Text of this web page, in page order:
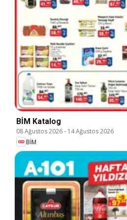
BİM Katalog
08 Ağustos 2026- 14 Ağustos 2026
BİM